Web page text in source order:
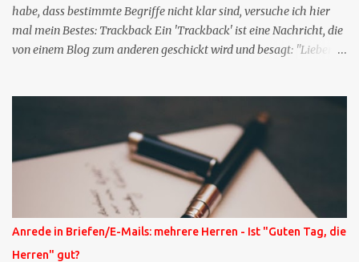
habe, dass bestimmte Begriffe nicht klar sind, versuche ich hier
mal mein Bestes: Trackback Ein 'Trackback' ist eine Nachricht, die
von einem Blog zum anderen geschickt wird und besagt: "Lieber
was ich zu deinem Inhalt zu sagen hatte." Diese
Nachrichtenfunktion wird 'angestoßen' in dem 'mein' Blog an die
'TrackbackURL' des Anderen einen 'Ping' schickt, d.h. ein paar
Parameter übergibt (URL meines Eintrags, Kurzzitat meines
Beitrags). Praktisch muss man nichts Anderes tun, als die
TrackbackURL beim Schreiben meines Beitrags in ein bestimmtes
Feld in meinem 'Blog-Redaktionssystem' einzufügen. Trackbacks
Anrede in Briefen/E-Mails: mehrere Herren - Ist "Guten Tag, die
Herren" gut?